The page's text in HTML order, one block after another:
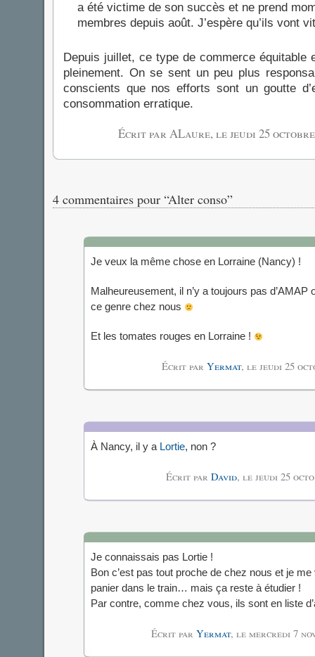
a été victime de son succès et ne prend
membres depuis août. J’espère qu’ils vont
Depuis juillet, ce type de commerce équitable
pleinement. On se sent un peu plus
conscients que nos efforts sont un goutte
consommation erratique.
Écrit par ALaure, lejeudi 25 octobre
4 commentaires pour “Alter conso”
Je veux la même chose en Lorraine (Nancy) !
Malheureusement, il n’y a toujours pas d’AMAP
ce genre chez nous
Et les tomates rouges en Lorraine !
Écrit par Yermat, le jeudi 25
À Nancy, il y a Lortie, non ?
Écrit par David, le jeudi 25
Je connaissais pas Lortie !
Bon c’est pas tout proche de chez nous et je
panier dans le train… mais ça reste à étudier !
Par contre, comme chez vous, ils sont en liste
Écrit par Yermat, le mercredi 7